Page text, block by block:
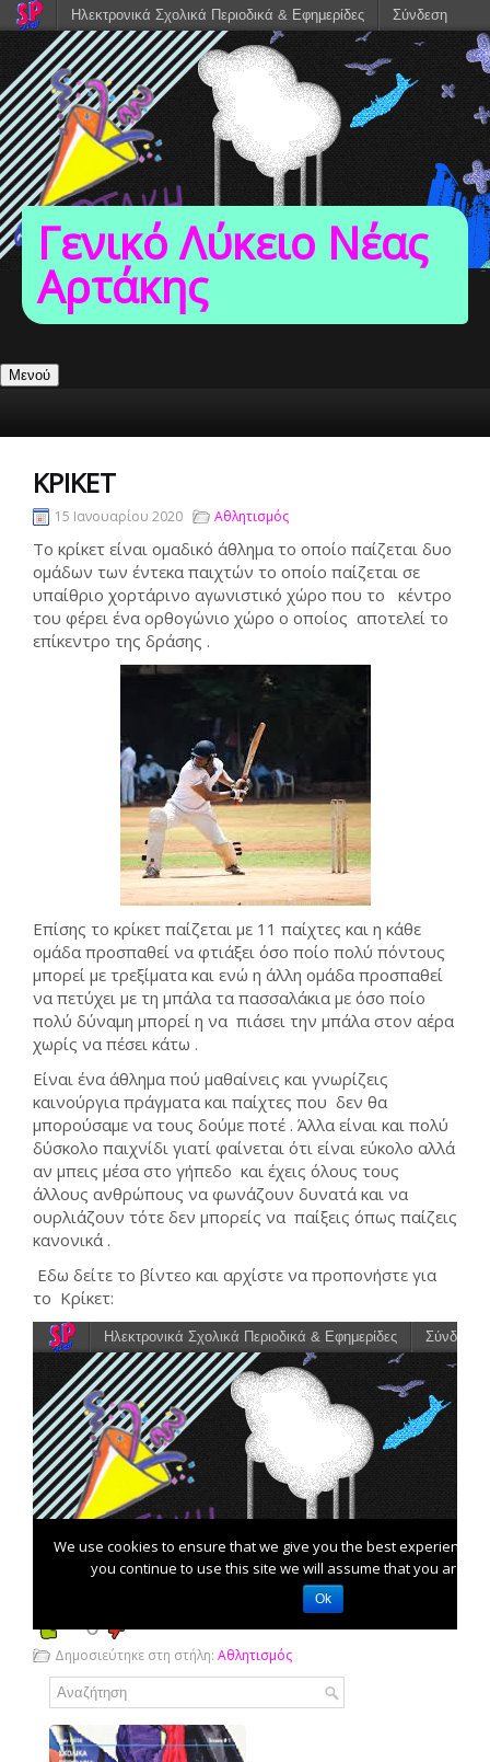
Γενικό Λύκειο Νέας
Αρτάκης
Μενού
ΚΡΙΚΕΤ
15 Ιανουαρίου 2020 Αθλητισμός
Το κρίκετ είναι ομαδικό άθλημα το οποίο παίζεται δυο
ομάδων των έντεκα παιχτών το οποίο παίζεται σε
υπαίθριο χορτάρινο αγωνιστικό χώρο που το κέντρο
του φέρει ένα ορθογώνιο χώρο ο οποίος αποτελεί το
επίκεντρο της δράσης .
Επίσης το κρίκετ παίζεται με 11 παίχτες και η κάθε
ομάδα προσπαθεί να φτιάξει όσο ποίο πολύ πόντους
μπορεί με τρεξίματα και ενώ η άλλη ομάδα προσπαθεί
να πετύχει με τη μπάλα τα πασσαλάκια με όσο ποίο
πολύ δύναμη μπορεί η να πιάσει την μπάλα στον αέρα
χωρίς να πέσει κάτω .
Είναι ένα άθλημα πού μαθαίνεις και γνωρίζεις
καινούργια πράγματα και παίχτες που δεν θα
μπορούσαμε να τους δούμε ποτέ . Άλλα είναι και πολύ
δύσκολο παιχνίδι γιατί φαίνεται ότι είναι εύκολο αλλά
αν μπεις μέσα στο γήπεδο και έχεις όλους τους
άλλους ανθρώπους να φωνάζουν δυνατά και να
ουρλιάζουν τότε δεν μπορείς να παίξεις όπως παίζεις
κανονικά .
Εδω δείτε το βίντεο και αρχίστε να προπονήστε για
το Κρίκετ:
0
Δημοσιεύτηκε στη στήλη: Αθλητισμός
Ηλεκτρονικά Σχολικά Περιοδικά & Εφημερίδες Σύνδεση